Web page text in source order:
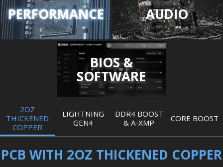
PERFORMANCE AUDIO
BIOS &
SOFTWARE
2OZ
THICKENED
COPPER
LIGHTNING
GEN4
DDR4 BOOST
& A-XMP
CORE BOOST
PCB WITH 2OZ THICKENED COPPER